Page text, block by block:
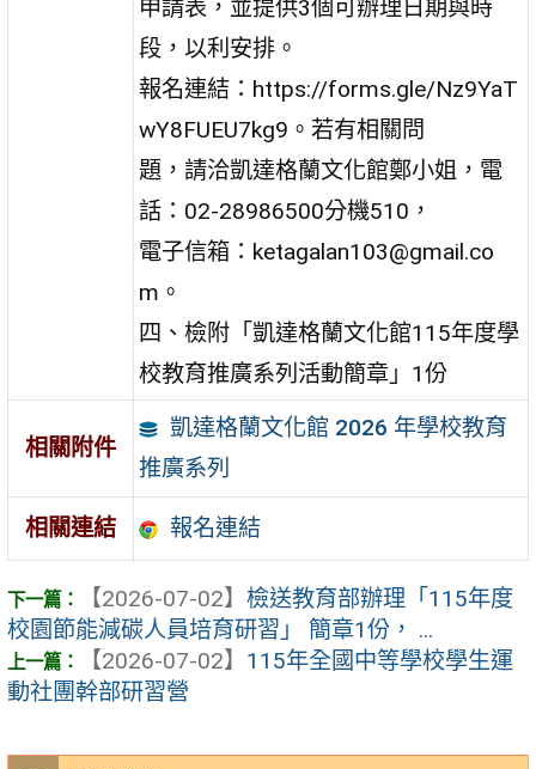
申請表，並提供3個可辦理日期與時
段，以利安排。
報名連結：https://forms.gle/Nz9YaT
wY8FUEU7kg9。若有相關問
題，請洽凱達格蘭文化館鄭小姐，電
話：02-28986500分機510，
電子信箱：ketagalan103@gmail.co
m。
四、檢附「凱達格蘭文化館115年度學
校教育推廣系列活動簡章」1份
相關附件
凱達格蘭文化館 2026 年學校教育
推廣系列
相關連結 報名連結
【2026-07-02】 檢送教育部辦理「115年度
校園節能減碳人員培育研習」 簡章1份， ...
【2026-07-02】 115年全國中等學校學生運
動社團幹部研習營